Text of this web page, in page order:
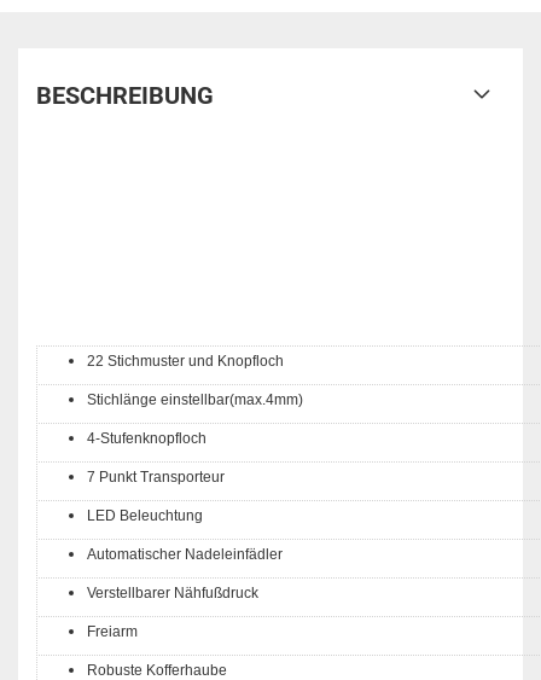
BESCHREIBUNG
22 Stichmuster und Knopfloch
Stichlänge einstellbar(max.4mm)
4-Stufenknopfloch
7 Punkt Transporteur
LED Beleuchtung
Automatischer Nadeleinfädler
Verstellbarer Nähfußdruck
Freiarm
Robuste Kofferhaube